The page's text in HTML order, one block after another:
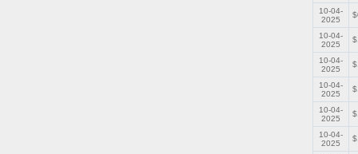
10-04-
2025
10-04-
2025
10-04-
2025
10-04-
2025
10-04-
2025
10-04-
2025